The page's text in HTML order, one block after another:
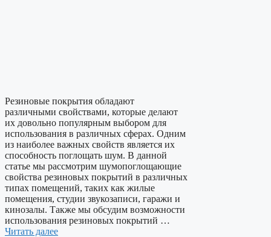
Резиновые покрытия обладают
различными свойствами, которые делают
их довольно популярным выбором для
использования в различных сферах. Одним
из наиболее важных свойств является их
способность поглощать шум. В данной
статье мы рассмотрим шумопоглощающие
свойства резиновых покрытий в различных
типах помещений, таких как жилые
помещения, студии звукозаписи, гаражи и
кинозалы. Также мы обсудим возможности
использования резиновых покрытий …
Читать далее